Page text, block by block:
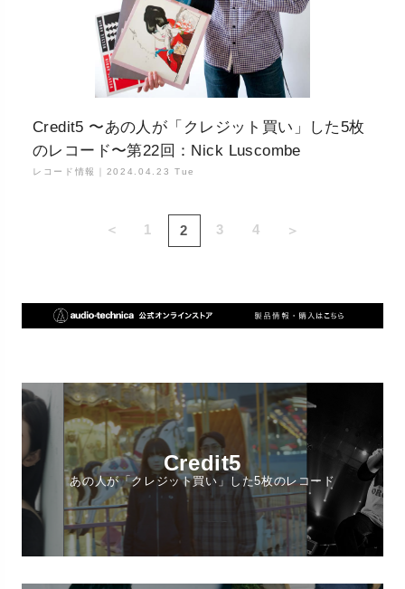
Credit5 〜あの人が「クレジット買い」した5枚
のレコード〜第22回：Nick Luscombe
レコード情報｜ 2024.04.23 Tue
＜ 1 2 3 4 ＞
Credit5
あの人が「クレジット買い」した5枚のレコード